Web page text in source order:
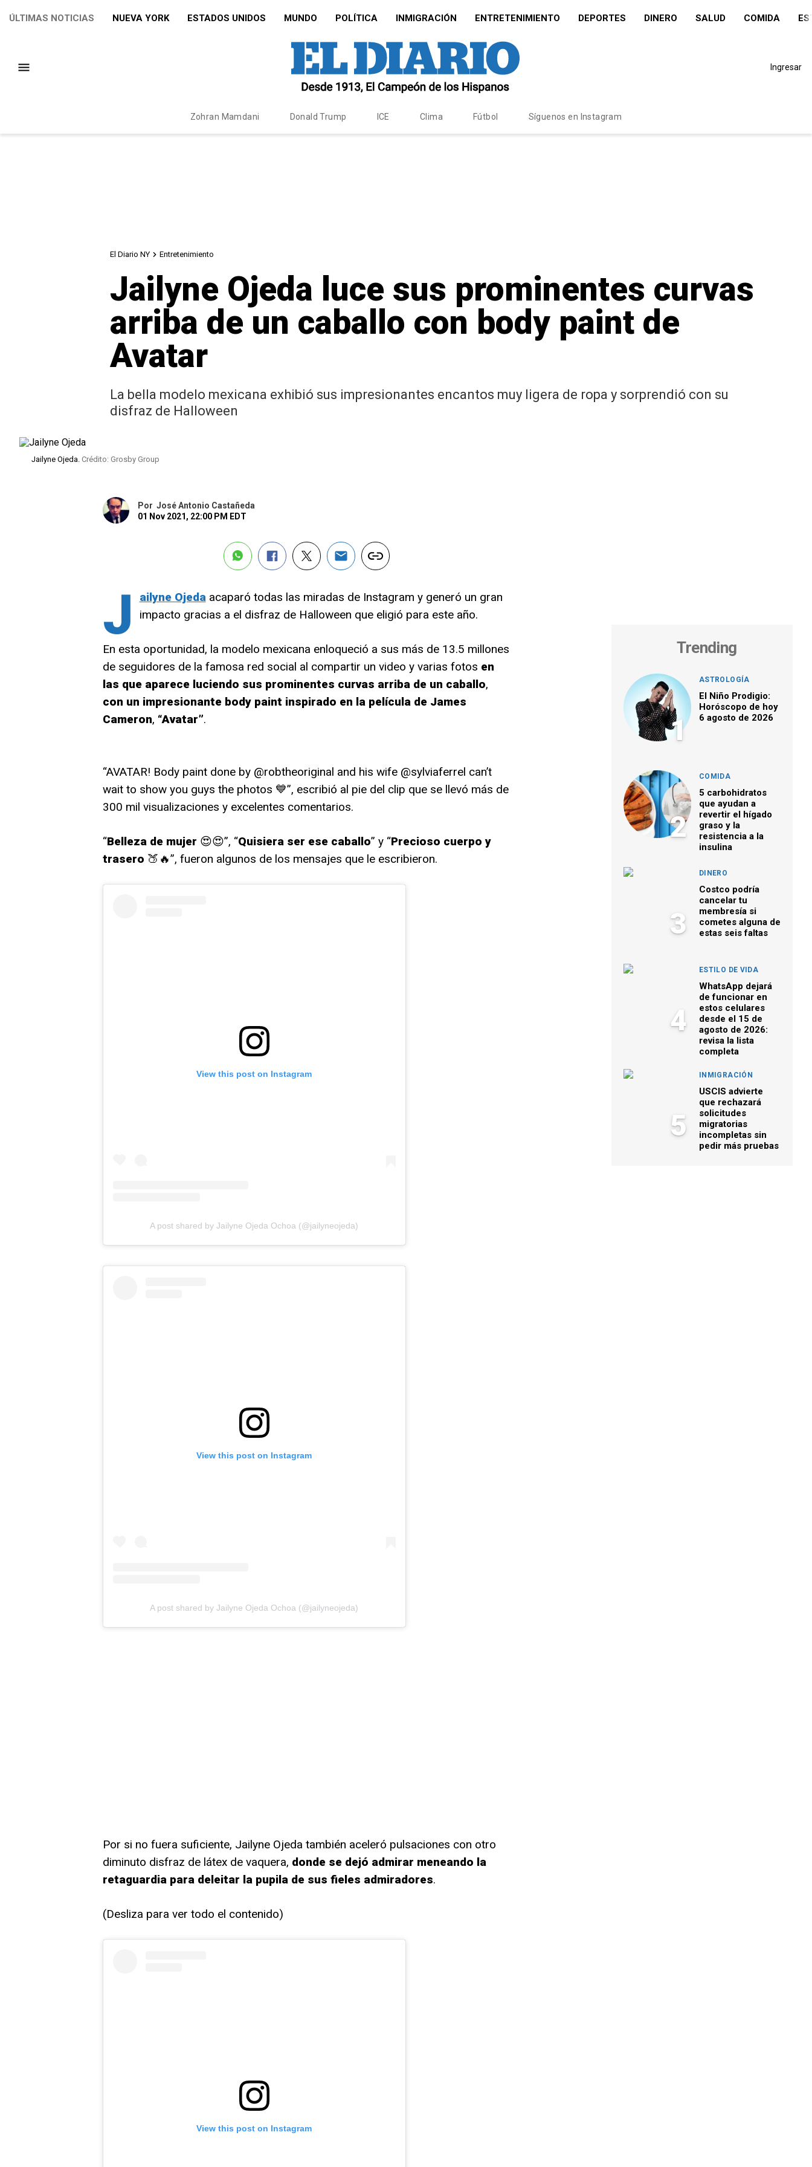
ÚLTIMAS NOTICIAS NUEVA YORK ESTADOS UNIDOS MUNDO POLÍTICA INMIGRACIÓN ENTRETENIMIENTO DEPORTES DINERO SALUD COMIDA
Ingresar
Zohran Mamdani Donald Trump ICE Clima Fútbol Síguenos en Instagram
El Diario NY Entretenimiento
Jailyne Ojeda luce sus prominentes curvas
arriba de un caballo con body paint de
Avatar
La bella modelo mexicana exhibió sus impresionantes encantos muy ligera de ropa y sorprendió con su
disfraz de Halloween
Jailyne Ojeda. Crédito: Grosby Group
Por José Antonio Castañeda
01 Nov 2021, 22:00 PM EDT
J ailyne Ojedaacaparó todas las miradas de Instagram y generó un gran
impacto gracias a el disfraz de Halloween que eligió para este año.
En esta oportunidad, la modelo mexicana enloqueció a sus más de 13.5 millones
de seguidores de la famosa red social al compartir un video y varias fotos en
las que aparece luciendo sus prominentes curvas arriba de un caballo,
con un impresionante body paint inspirado en la película de James
Cameron, “Avatar”.
“AVATAR! Body paint done by @robtheoriginal and his wife @sylviaferrel can’t
wait to show you guys the photos 💙”, escribió al pie del clip que se llevó más de
300 mil visualizaciones y excelentes comentarios.
“Belleza de mujer 😍😍”, “Quisiera ser ese caballo” y “Precioso cuerpo y
trasero 🍑🔥”, fueron algunos de los mensajes que le escribieron.
View this post on Instagram
A post shared by Jailyne Ojeda Ochoa (@jailyneojeda)
View this post on Instagram
A post shared by Jailyne Ojeda Ochoa (@jailyneojeda)
Por si no fuera suficiente, Jailyne Ojeda también aceleró pulsaciones con otro
diminuto disfraz de látex de vaquera, donde se dejó admirar meneando la
retaguardia para deleitar la pupila de sus fieles admiradores.
(Desliza para ver todo el contenido)
View this post on Instagram
Trending
1
ASTROLOGÍA
El Niño Prodigio:
Horóscopo de hoy
6 agosto de 2026
2
COMIDA
5 carbohidratos
que ayudan a
revertir el hígado
graso y la
resistencia a la
insulina
3
DINERO
Costco podría
cancelar tu
membresía si
cometes alguna de
estas seis faltas
4
ESTILO DE VIDA
WhatsApp dejará
de funcionar en
estos celulares
desde el 15 de
agosto de 2026:
revisa la lista
completa
5
INMIGRACIÓN
USCIS advierte
que rechazará
solicitudes
migratorias
incompletas sin
pedir más pruebas